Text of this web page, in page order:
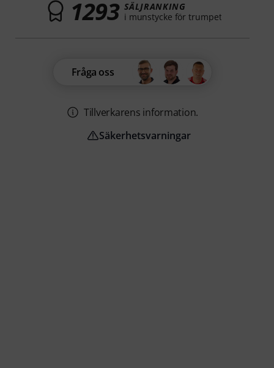
1293 SÄLJRANKING
i munstycke för trumpet
Fråga oss
Tillverkarens information.
Säkerhetsvarningar